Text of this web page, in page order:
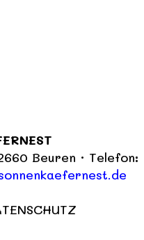
Beuren · Telefon: